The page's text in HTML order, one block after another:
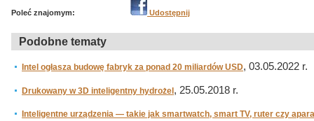
Poleć znajomym: Udostępnij
Podobne tematy
Intel ogłasza budowę fabryk za ponad 20 miliardów USD, 03.05.2022 r.
Drukowany w 3D inteligentny hydrożel , 25.05.2018 r.
Inteligentne urządzenia — takie jak smartwatch, smart TV, ruter czy